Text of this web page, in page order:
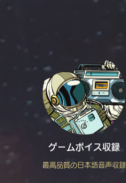
ゲームボイス収録
最高品質の日本語音声収録